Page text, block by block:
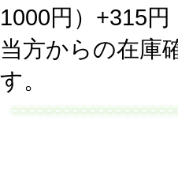
1000円）+315円
当方からの在庫
す。